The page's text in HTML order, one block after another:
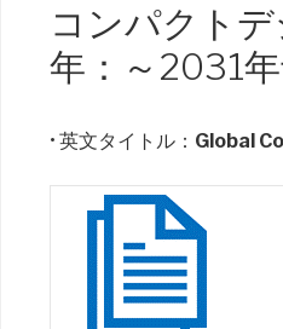
コンパクト
年：～2031
• 英文タイトル： Global